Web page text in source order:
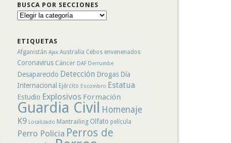
BUSCA POR SECCIONES
Busca
ETIQUETAS
Afganistán Ajax Australia Cebos envenenados
Coronavirus Cáncer DAF Derrumbe
Desaparecido Detección Drogas Día
Internacional
Ejército Escombro Estatua
Estudio Explosivos Formación
Guardia Civil
Homenaje
K9 Localizado Mantrailing Olfato película
Perro Policia Perros de